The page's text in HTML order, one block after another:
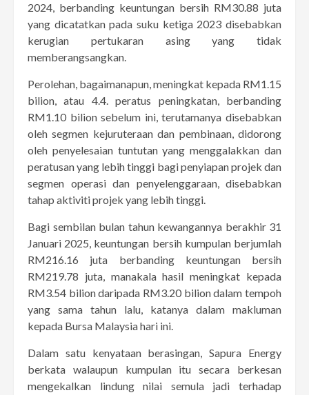
2024, berbanding keuntungan bersih RM30.88 juta
yang dicatatkan pada suku ketiga 2023 disebabkan
kerugian pertukaran asing yang tidak
memberangsangkan.
Perolehan, bagaimanapun, meningkat kepada RM1.15
bilion, atau 4.4. peratus peningkatan, berbanding
RM1.10 bilion sebelum ini, terutamanya disebabkan
oleh segmen kejuruteraan dan pembinaan, didorong
oleh penyelesaian tuntutan yang menggalakkan dan
peratusan yang lebih tinggi bagi penyiapan projek dan
segmen operasi dan penyelenggaraan, disebabkan
tahap aktiviti projek yang lebih tinggi.
Bagi sembilan bulan tahun kewangannya berakhir 31
Januari 2025, keuntungan bersih kumpulan berjumlah
RM216.16 juta berbanding keuntungan bersih
RM219.78 juta, manakala hasil meningkat kepada
RM3.54 bilion daripada RM3.20 bilion dalam tempoh
yang sama tahun lalu, katanya dalam makluman
kepada Bursa Malaysia hari ini.
Dalam satu kenyataan berasingan, Sapura Energy
berkata walaupun kumpulan itu secara berkesan
mengekalkan lindung nilai semula jadi terhadap